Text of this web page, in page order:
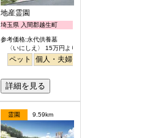
地産霊園
埼玉県 入間郡越生町
参考価格:永代供養墓
〈いにしえ〉 15万円より
ペット 個人・夫婦
詳細を見る
霊園 9.59km